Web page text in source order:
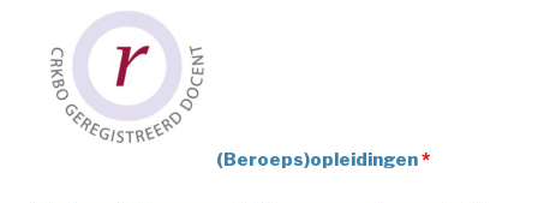
(Beroeps)opleidingen*